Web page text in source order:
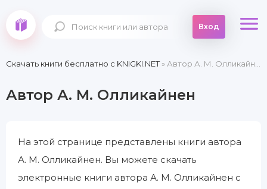
Вход
Скачать книги бесплатно c KNIGKI.NET» Автор А. М. Олликайнен
Автор А. М. Олликайнен
На этой странице представлены книги автора
А. М. Олликайнен. Вы можете скачать
электронные книги автора А. М. Олликайнен с